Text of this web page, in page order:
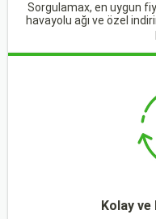
Sorgulamax, en uygun
havayolu ağı ve özel
Kolay ve